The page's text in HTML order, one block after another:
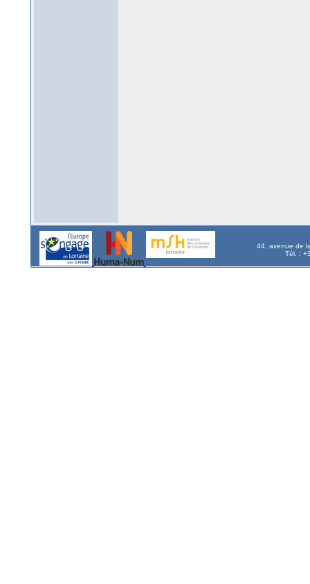
44, avenue de
Tél. :